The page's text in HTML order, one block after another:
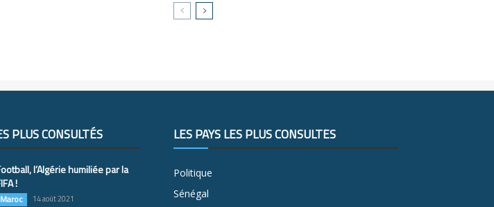
PLUS CONSULTÉS
l’Algérie humiliée par la
!
Maroc 14 août 2021
LES PAYS LES PLUS CONSULTÉS
Politique
Sénégal